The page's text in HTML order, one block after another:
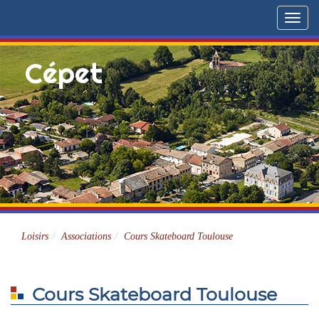
Menu
Cépet
Site officiel
Loisirs Associations Cours Skateboard Toulouse
Cours Skateboard Toulouse